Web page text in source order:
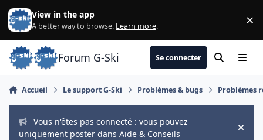
Aller au contenu
View in the app
A better way to browse. Learn more. ×
Forum G-Ski Se connecter Rechercher
Menu
Accueil Le support G-Ski Problèmes & bugs Problèmes
Vous n'êtes pas connecté : vous pouvez
uniquement poster dans Aide & Conseils
Hide